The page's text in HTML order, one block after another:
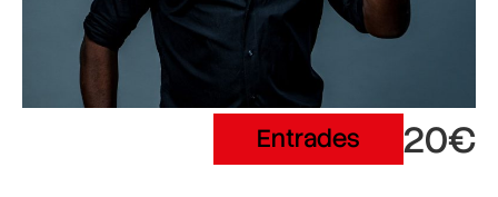
Entrades 20€